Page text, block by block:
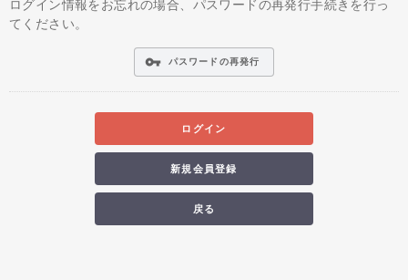
ログイン情報をお忘れの場合、パスワードの再発行手続きを行っ
てください。
vpn_key パスワードの再発行
ログイン
新規会員登録
戻る